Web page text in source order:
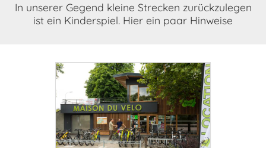
In unserer Gegend kleine Strecken zurückzulegen
ist ein Kinderspiel. Hier ein paar Hinweise